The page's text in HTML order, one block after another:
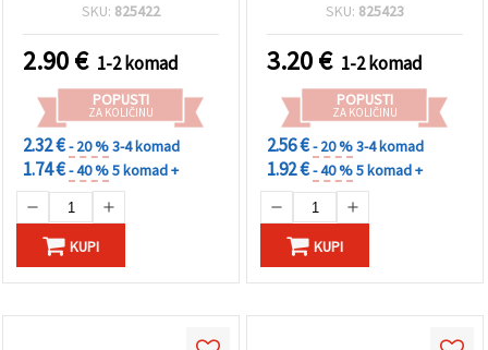
SKU: 825422
2.90€ 1-2 komad
POPUSTI
ZA KOLIČINU
2.32 €- 20 %3-4 komad
1.74 €- 40 %5 komad +
KUPI
SKU: 825423
3.20€ 1-2 komad
POPUSTI
ZA KOLIČINU
2.56 €- 20 %3-4 komad
1.92 €- 40 %5 komad +
KUPI